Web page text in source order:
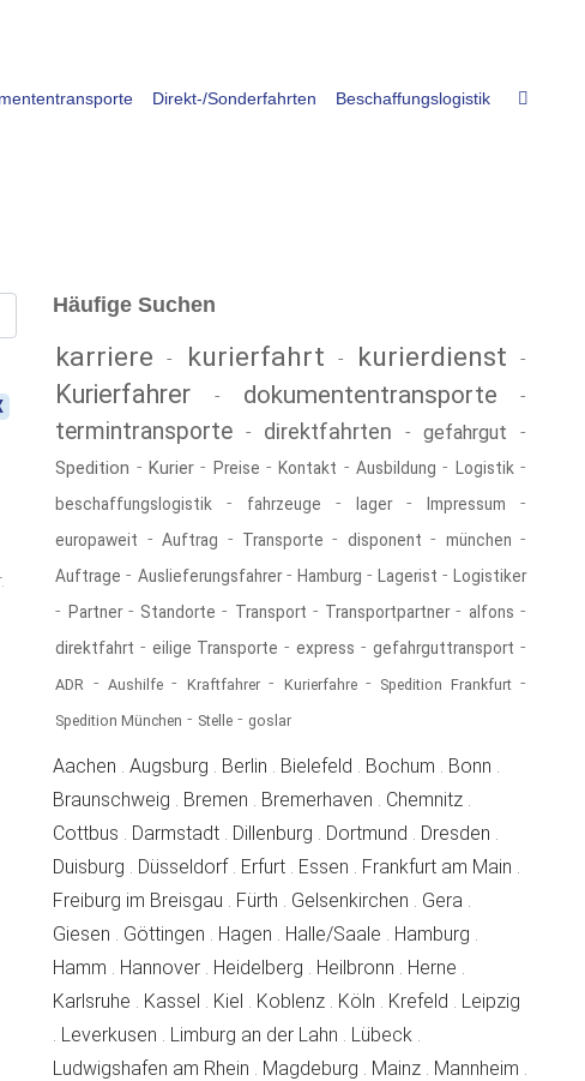
Direkt-/Sonderfahrten Beschaffungslogistik
Häufige Suchen
karriere - kurierfahrt - kurierdienst -
Kurierfahrer - dokumententransporte -
termintransporte - direktfahrten -gefahrgut -
Spedition - Kurier - Preise -Kontakt -Ausbildung - Logistik-
beschaffungslogistik - fahrzeuge -lager-Impressum -
europaweit -Auftrag - Transporte - disponent - münchen -
Auftrage - Auslieferungsfahrer- Hamburg - Lagerist - Logistiker
- Partner- Standorte - Transport - Transportpartner- alfons -
direktfahrt -eilige Transporte -express - gefahrguttransport -
ADR -Aushilfe - Kraftfahrer- Kurierfahre- Spedition Frankfurt-
Spedition München - Stelle - goslar
Aachen reichertshofen
.Augsburg reichertshofen
. Berlin reichertshofen
. Bielefeld reichertshofen
. Bochum reichertshofen
. Bonn .
Braunschweig
reichertshofen
. Bremen reichertshofen
. Bremerhaven reichertshofen
. Chemnitz .
Cottbus
reichertshofen
. Darmstadt reichertshofen
. Dillenburg reichertshofen
. Dortmund reichertshofen
. Dresden .
Duisburg
reichertshofen
. Düsseldorf reichertshofen
. Erfurt reichertshofen
. Essen reichertshofen
. Frankfurt am Main .
Freiburg im Breisgau
reichertshofen
. Fürth reichertshofen
. Gelsenkirchen reichertshofen
. Gera .
Giesen
reichertshofen
. Göttingen reichertshofen
. Hagen reichertshofen
. Halle/Saale reichertshofen
. Hamburg .
Hamm
reichertshofen
. Hannover reichertshofen
. Heidelberg reichertshofen
. Heilbronn reichertshofen
. Herne .
Karlsruhe
reichertshofen
. Kassel reichertshofen
. Kiel reichertshofen
. Koblenz reichertshofen
. Köln reichertshofen
. Krefeld reichertshofen
. Leipzig
reichertshofen
. Leverkusen reichertshofen
. Limburg an der Lahn reichertshofen
. Lübeck .
Ludwigshafen am Rhein
reichertshofen
. Magdeburg reichertshofen
. Mainz reichertshofen
. Mannheim .